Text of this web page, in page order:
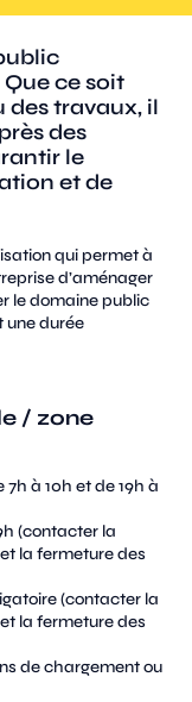
ce soit
des travaux, il
des
le
et de
qui permet à
d’aménager
le domaine public
une durée
/ zone
à 10h et de 19h à
(contacter la
la fermeture des
(contacter la
la fermeture des
de chargement ou